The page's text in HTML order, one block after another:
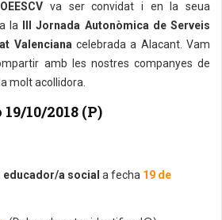
va ser convidat i en la seua
la
III Jornada Autonòmica de Serveis
Valenciana celebrada a Alacant. Vam
amb les nostres companyes de
molt acollidora.
10/2018 (P)
educador/a social a fecha 19 de